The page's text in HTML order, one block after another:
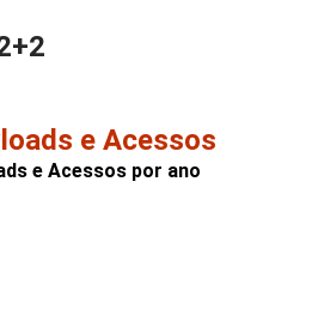
e Acessos
e Acessos por ano